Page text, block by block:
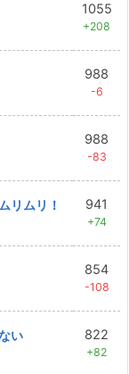
1055
+208
988
-6
988
-83
リムリ！
941
+74
854
-108
い
822
+82